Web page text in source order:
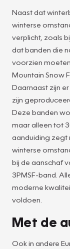
Naast dat
winterse
verplicht, zoals
dat banden die
voorzien
Mountain Snow
Daarnaast zijn
zijn
Deze banden
maar alleen tot
aanduiding zegt
winterse
bij de aanschaf
3PMSF-band.
moderne
voldoen.
Met de
Ook in andere